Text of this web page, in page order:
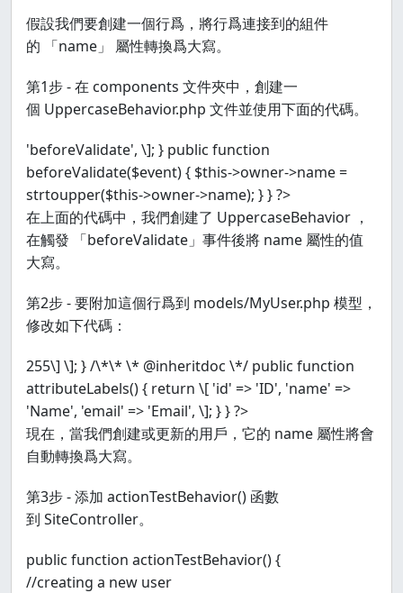
假設我們要創建一個行爲，將行爲連接到的組件
的 「name」 屬性轉換爲大寫。
第1步 - 在 components 文件夾中，創建一
個 UppercaseBehavior.php 文件並使用下面的代碼。
'beforeValidate', \]; } public function
beforeValidate($event) { $this->owner->name =
strtoupper($this->owner->name); } } ?>
在上面的代碼中，我們創建了 UppercaseBehavior ，
在觸發 「beforeValidate」事件後將 name 屬性的值
大寫。
第2步 - 要附加這個行爲到 models/MyUser.php 模型，
修改如下代碼：
255\] \]; } /\*\* \* @inheritdoc \*/ public function
attributeLabels() { return \[ 'id' => 'ID', 'name' =>
'Name', 'email' => 'Email', \]; } } ?>
現在，當我們創建或更新的用戶，它的 name 屬性將會
自動轉換爲大寫。
第3步 - 添加 actionTestBehavior() 函數
到 SiteController。
public function actionTestBehavior() {
//creating a new user